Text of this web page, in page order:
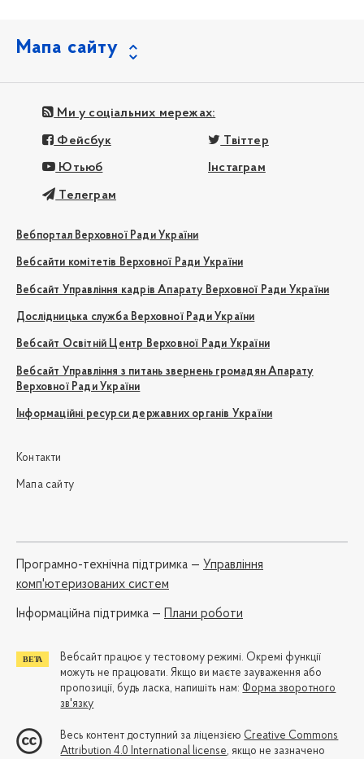
Мапа сайту
Ми у соціальних мережах:
Фейсбук Твіттер
Ютьюб Інстаграм
Телеграм
Вебпортал Верховної Ради України
Вебсайти комітетів Верховної Ради України
Вебсайт Управління кадрів Апарату Верховної Ради України
Дослідницька служба Верховної Ради України
Вебсайт Освітній Центр Верховної Ради України
Вебсайт Управління з питань звернень громадян Апарату
Верховної Ради України
Інформаційні ресурси державних органів України
Контакти
Мапа сайту
Програмно-технічна підтримка — Управління
комп'ютеризованих систем
Iнформаційна підтримка — Плани роботи
Вебсайт працює у тестовому режимі. Окремі функції
можуть не працювати. Якщо ви маєте зауваження або
пропозиції, будь ласка, напишіть нам: Форма зворотного
зв'язку
Весь контент доступний за ліцензією Creative Commons
Attribution 4.0 International license, якщо не зазначено